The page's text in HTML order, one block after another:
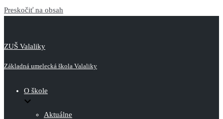
Preskočiť na obsah
ZUŠ Valaliky
Základná umelecká škola Valaliky
O škole
Aktuálne